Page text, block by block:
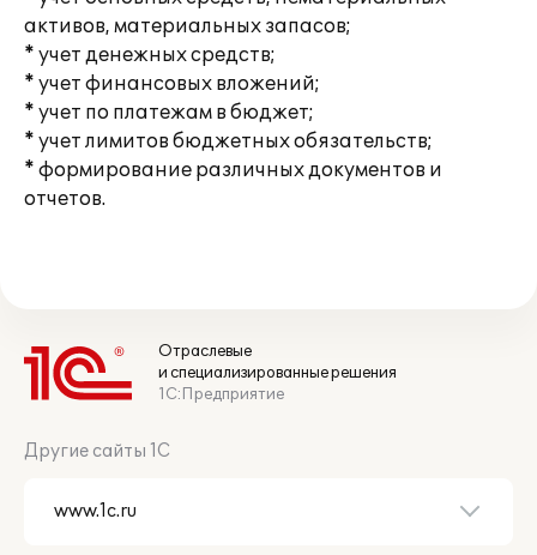
активов, материальных запасов;
* учет денежных средств;
* учет финансовых вложений;
* учет по платежам в бюджет;
* учет лимитов бюджетных обязательств;
* формирование различных документов и
отчетов.
Отраслевые
и специализированные решения
1С:Предприятие
Другие сайты 1С